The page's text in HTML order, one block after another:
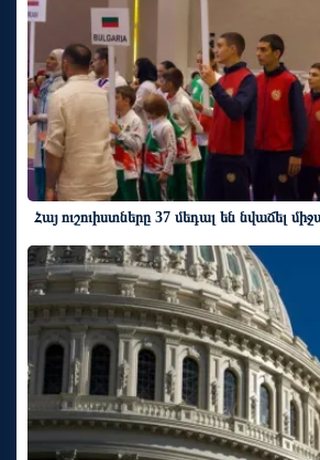
Հայ ուշուիստները 37 մեդալ են նվաճել